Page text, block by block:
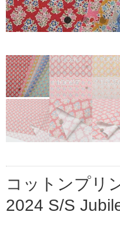
コットンプリ
2024 S/S